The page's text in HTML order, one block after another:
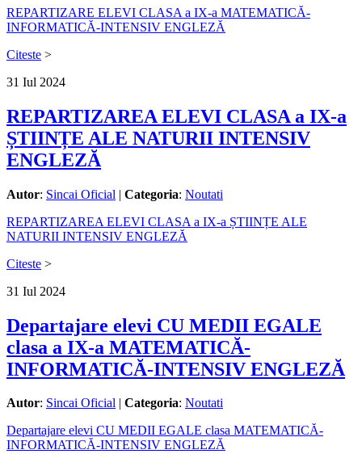
REPARTIZARE ELEVI CLASA a IX-a MATEMATICĂ-
INFORMATICĂ-INTENSIV ENGLEZĂ
Citeste >
31 Iul 2024
REPARTIZAREA ELEVI CLASA a IX-a
ȘTIINȚE ALE NATURII INTENSIV
ENGLEZĂ
Autor: Sincai Oficial | Categoria: Noutati
REPARTIZAREA ELEVI CLASA a IX-a ȘTIINȚE ALE
NATURII INTENSIV ENGLEZĂ
Citeste >
31 Iul 2024
Departajare elevi CU MEDII EGALE
clasa a IX-a MATEMATICĂ-
INFORMATICĂ-INTENSIV ENGLEZĂ
Autor: Sincai Oficial | Categoria: Noutati
Departajare elevi CU MEDII EGALE clasa MATEMATICĂ-
INFORMATICĂ-INTENSIV ENGLEZĂ